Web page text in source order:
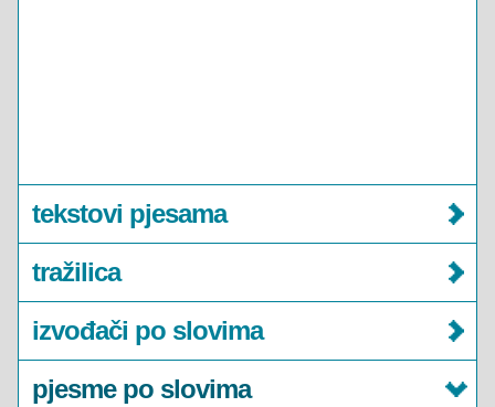
tekstovi pjesama
tražilica
izvođači po slovima
pjesme po slovima